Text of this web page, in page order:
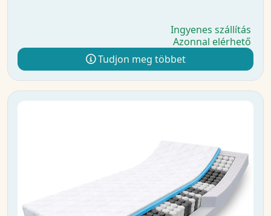
Ingyenes szállítás
Azonnal elérhető
Tudjon meg többet